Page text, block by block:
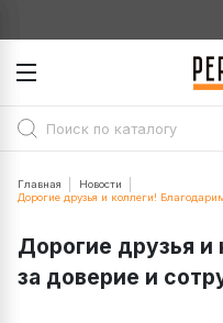
Главная
Новости
Дорогие друзья и коллеги!
Дорогие друзья и
за доверие и